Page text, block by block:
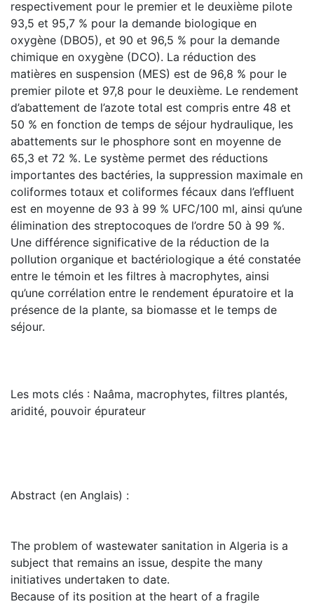
respectivement pour le premier et le deuxième pilote
93,5 et 95,7 % pour la demande biologique en
oxygène (DBO5), et 90 et 96,5 % pour la demande
chimique en oxygène (DCO). La réduction des
matières en suspension (MES) est de 96,8 % pour le
premier pilote et 97,8 pour le deuxième. Le rendement
d’abattement de l’azote total est compris entre 48 et
50 % en fonction de temps de séjour hydraulique, les
abattements sur le phosphore sont en moyenne de
65,3 et 72 %. Le système permet des réductions
importantes des bactéries, la suppression maximale en
coliformes totaux et coliformes fécaux dans l’effluent
est en moyenne de 93 à 99 % UFC/100 ml, ainsi qu’une
élimination des streptocoques de l’ordre 50 à 99 %.
Une différence significative de la réduction de la
pollution organique et bactériologique a été constatée
entre le témoin et les filtres à macrophytes, ainsi
qu’une corrélation entre le rendement épuratoire et la
présence de la plante, sa biomasse et le temps de
séjour.
Les mots clés : Naâma, macrophytes, filtres plantés,
aridité, pouvoir épurateur
Abstract (en Anglais) :
The problem of wastewater sanitation in Algeria is a
subject that remains an issue, despite the many
initiatives undertaken to date.
Because of its position at the heart of a fragile